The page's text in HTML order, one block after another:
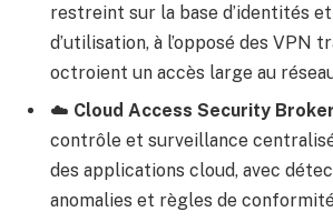
restreint sur la base d’identités
d’utilisation, à l’opposé des VPN
octroient un accès large au
☁️ Cloud Access Security
contrôle et surveillance
des applications cloud, avec
anomalies et règles de